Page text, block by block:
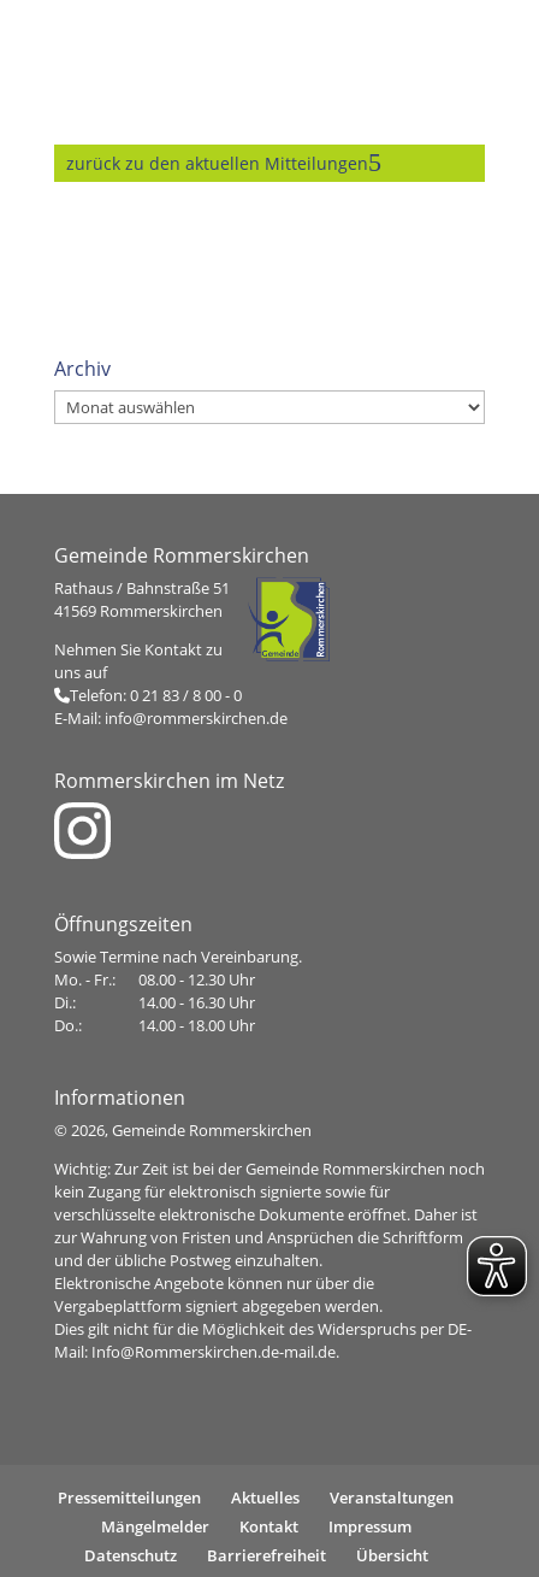
zurück zu den aktuellen Mitteilungen
Archiv
Archiv
Gemeinde Rommerskirchen
Rathaus / Bahnstraße 51
41569 Rommerskirchen
Nehmen Sie Kontakt zu
uns auf
Telefon:0 21 83 / 8 00 - 0
E-Mail: info@rommerskirchen.de
Rommerskirchen im Netz
Öffnungszeiten
Sowie Termine nach Vereinbarung.
Mo. - Fr.:
08.00 - 12.30 Uhr
Di.:
14.00 - 16.30 Uhr
Do.:
14.00 - 18.00 Uhr
Informationen
© 2026, Gemeinde Rommerskirchen
Wichtig: Zur Zeit ist bei der Gemeinde Rommerskirchen noch
kein Zugang für elektronisch signierte sowie für
verschlüsselte elektronische Dokumente eröffnet. Daher ist
zur Wahrung von Fristen und Ansprüchen die Schriftform
und der übliche Postweg einzuhalten.
Elektronische Angebote können nur über die
Vergabeplattform signiert abgegeben werden.
Dies gilt nicht für die Möglichkeit des Widerspruchs per DE-
Mail: Info@Rommerskirchen.de-mail.de.
Pressemitteilungen Aktuelles
Veranstaltungen
Mängelmelder
Kontakt
Impressum
Datenschutz
Barrierefreiheit Übersicht